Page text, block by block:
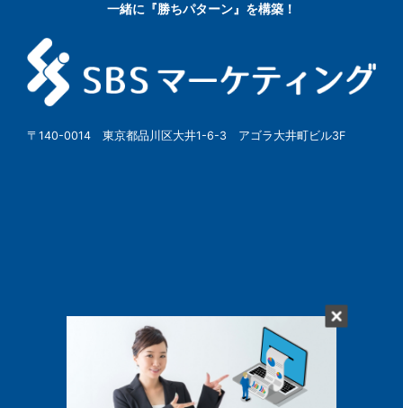
一緒に『勝ちパターン』を構築！
〒140-0014 東京都品川区大井1-6-3 アゴラ大井町ビル3F